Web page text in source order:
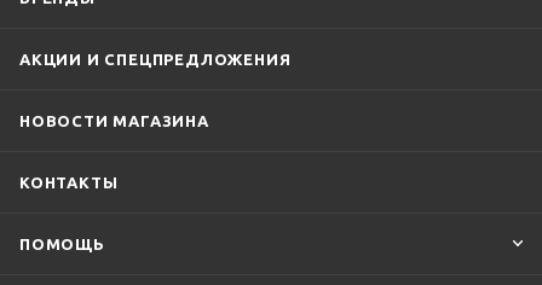
АКЦИИ И СПЕЦПРЕДЛОЖЕНИЯ
НОВОСТИ МАГАЗИНА
КОНТАКТЫ
ПОМОЩЬ